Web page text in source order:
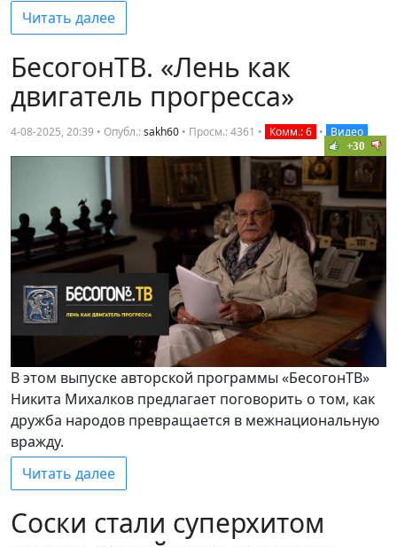
Читать далее
БесогонТВ. «Лень как
двигатель прогресса»
4-08-2025, 20:39 • Опубл.:sakh60 • Просм.: 4361 • Комм.: 6 • Видео
+30
В этом выпуске авторской программы «БесогонТВ»
Никита Михалков предлагает поговорить о том, как
дружба народов превращается в межнациональную
вражду.
Читать далее
Соски стали суперхитом